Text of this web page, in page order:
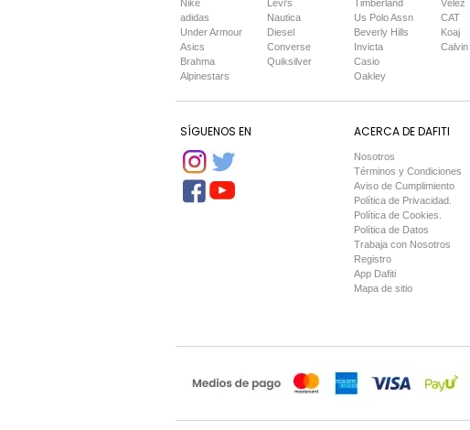
Nike
adidas
Under Armour
Asics
Brahma
Alpinestars
Levi's
Nautica
Diesel
Converse
Quiksilver
Timberland
Us Polo Assn
Beverly Hills
Invicta
Casio
Oakley
Vélez
CAT
Koaj
Calvin
SÍGUENOS EN ACERCA DE DAFITI
Nosotros
Términos y Condiciones
Aviso de Cumplimiento
Política de Privacidad.
Política de Cookies.
Política de Datos
Trabaja con Nosotros
Registro
App Dafiti
Mapa de sitio